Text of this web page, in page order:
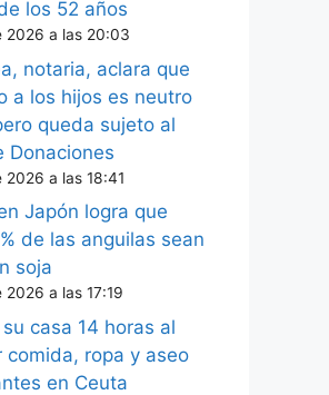
los 52 años
2026 a las 20:03
notaria, aclara que
a los hijos es neutro
queda sujeto al
Donaciones
a las 18:41
Japón logra que
de las anguilas sean
soja
a las 17:19
casa 14 horas al
comida, ropa y aseo
en Ceuta